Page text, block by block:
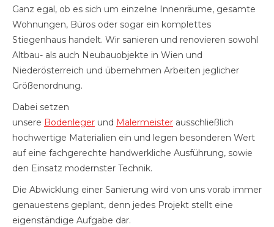
Ganz egal, ob es sich um einzelne Innenräume, gesamte
Wohnungen, Büros oder sogar ein komplettes
Stiegenhaus handelt. Wir sanieren und renovieren sowohl
Altbau- als auch Neubauobjekte in Wien und
Niederösterreich und übernehmen Arbeiten jeglicher
Größenordnung.
Dabei setzen
unsere Bodenleger und Malermeister ausschließlich
hochwertige Materialien ein und legen besonderen Wert
auf eine fachgerechte handwerkliche Ausführung, sowie
den Einsatz modernster Technik.
Die Abwicklung einer Sanierung wird von uns vorab immer
genauestens geplant, denn jedes Projekt stellt eine
eigenständige Aufgabe dar.